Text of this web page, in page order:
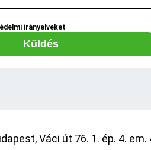
irányelveket
Küldés
Váci út 76. 1. ép. 4. em.